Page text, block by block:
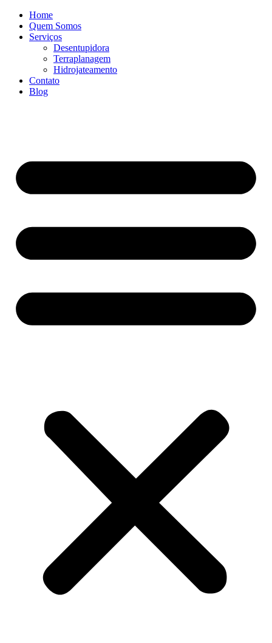
Home
Quem Somos
Serviços
Desentupidora
Terraplanagem
Hidrojateamento
Contato
Blog